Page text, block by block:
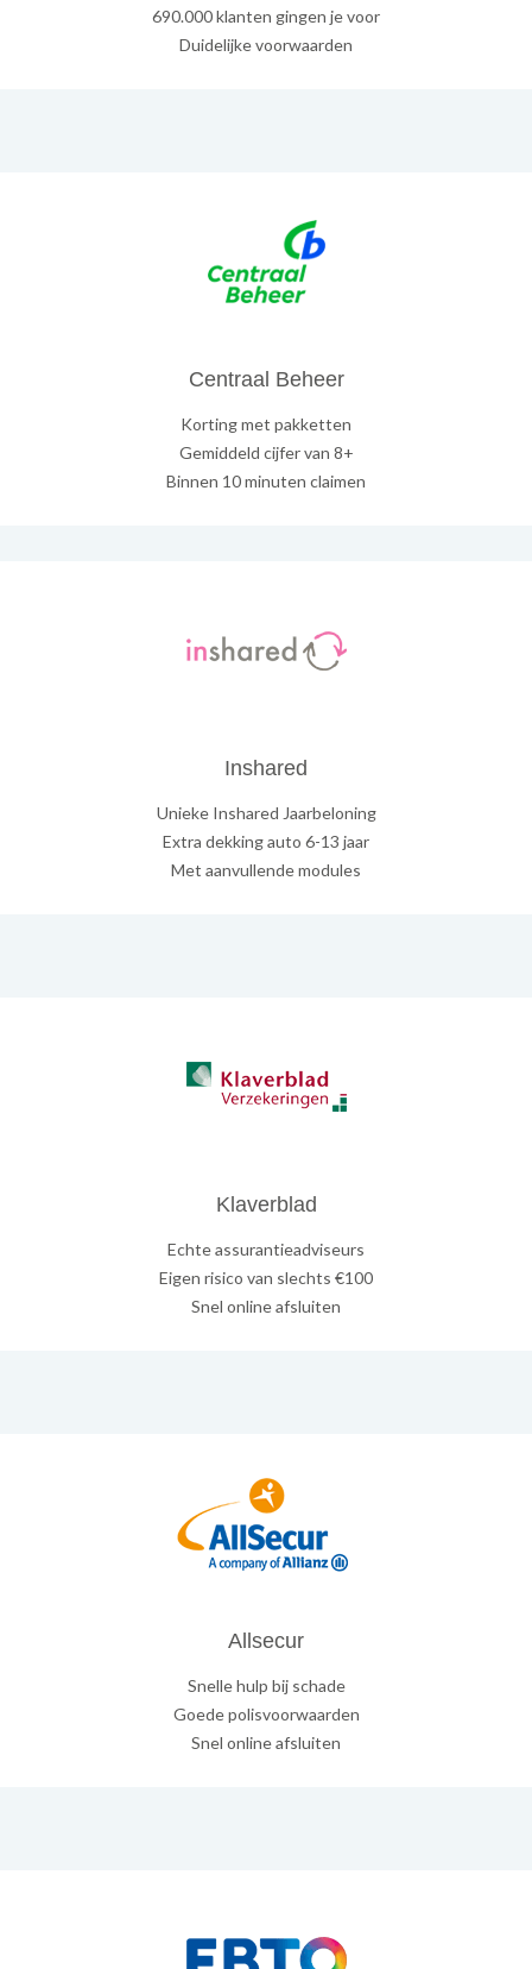
690.000 klanten gingen je voor
Duidelijke voorwaarden
Centraal Beheer
Korting met pakketten
Gemiddeld cijfer van 8+
Binnen 10 minuten claimen
Inshared
Unieke Inshared Jaarbeloning
Extra dekking auto 6-13 jaar
Met aanvullende modules
Klaverblad
Echte assurantieadviseurs
Eigen risico van slechts €100
Snel online afsluiten
Allsecur
Snelle hulp bij schade
Goede polisvoorwaarden
Snel online afsluiten